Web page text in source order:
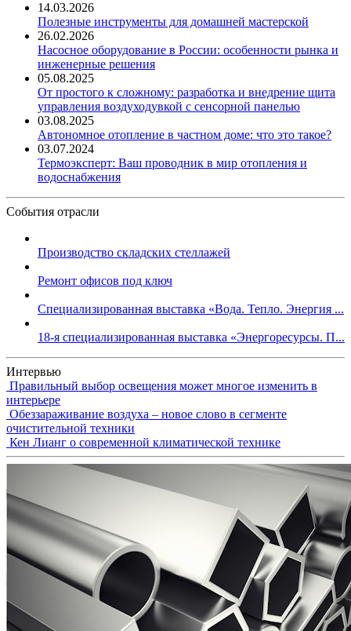
14.03.2026
Полезные инструменты для домашней мастерской
26.02.2026
Насосное оборудование в России: особенности рынка и
инженерные решения
05.08.2025
От простого к сложному: разработка и внедрение щита
управления воздуходувкой с сенсорной панелью
03.08.2025
Автономное отопление в частном доме: что это такое?
03.07.2024
Термоэксперт: Ваш проводник в мир отопления и
водоснабжения
События отрасли
Производство складских стеллажей
Ремонт офисов под ключ
Специализированная выставка «Вода. Тепло. Энергия ...
18-я специализированная выставка «Энергоресурсы. П...
Интервью
Правильный выбор освещения может многое изменить в
интерьере
Обеззараживание воздуха – новое слово в сегменте
очистительной техники
Кен Лианг о современной климатической технике